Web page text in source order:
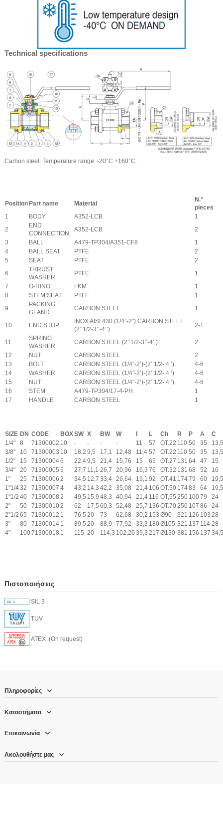
Technical specifications
Carbon steel: Temperature range: -20°C +160°C.
Position Part name Material
N.°
pieces
1
BODY A352-LCB
1
2
END
CONNECTION
A352-LCB
2
3
BALL A479-TP304/A351-CF8
1
4
BALL SEAT PTFE
2
5
SEAT PTFE
2
6
THRUST
WASHER
PTFE
1
7
O-RING FKM
1
8
STEM SEAT PTFE
1
9
PACKING
GLAND
CARBON STEEL 1
10 END STOP
INOX AISI 430 (1/4”-2”) CARBON STEEL
(2’’1/2-3’’-4’’)
2-1
11
SPRING
WASHER
CARBON STEEL (2’’1/2-3’’-4’’)
2
12
NUT CARBON STEEL
2
13
BOLT CARBON STEEL (1/4”-2’)-(2’’1/2- 4’’)
4-6
14
WASHER CARBON STEEL (1/4”-2’)-(2’’1/2- 4’’)
4-6
15
NUT CARBON STEEL (1/4”-2’)-(2’’1/2- 4’’)
4-6
16
STEM A479-TP304/17-4-PH
1
17
HANDLE CARBON STEEL 1
SIZE DN CODE BOXSW X BW W L Ch R P A
C
1/4"
8 71300002 10 - - - - 11 57 OT.22 110 50 35
13,5
3/8"
10 71300003 10 18,2 9,5 17,1 12,48 11,4 57 OT.22 110 50 35
13,5
1/2"
15 713000046 22,49,5 21,4 15,76 15 65 OT.27 131 64 47
15
3/4"
20 71300005 5 27,7 11,1 26,7 20,96 16,3 76 OT.32 131 68 52
16
1"
25 71300006 2 34,5 12,7 33,4 26,64 19,1 92 OT.41 17479 60
19,5
1"1/432 71300007 4 43,2 14,3 42,2 35,08 21,4 106 OT.50 17483 64
19,5
1"1/2 40 71300008 2 49,5 15,9 48,3 40,94 21,4 116 OT,55 250 10079
24
2"
50 713000102 62 17,5 60,3 52,48 25,7 136 OT.70250 107 86
24
2"1/2 65 71300012 1 76,5 20 73 62,68 30,2 153 Ø90 321 126 103 28
3"
80 71300014 1 89,5 20 88,9 77,92 33,3 180Ø105 321 137 114 28
4"
10071300018 1 115 20 114,3 102,26 39,3 217 Ø130 381 156 137 34,5
Πιστοποιήσεις
SIL 3
TUV
ATEX (On request)
Πληροφορίες
Καταστήματα
Επικοινωνία
Ακολουθήστε μας